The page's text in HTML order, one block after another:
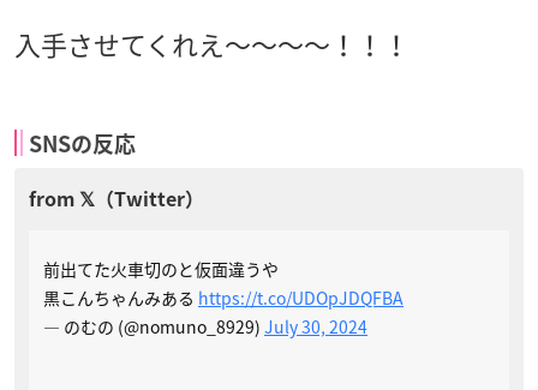
入手させてくれえ～～～～！！！
SNSの反応
前出てた火車切のと仮面違うや
黒こんちゃんみある https://t.co/UDOpJDQFBA
— のむの (@nomuno_8929) July 30, 2024